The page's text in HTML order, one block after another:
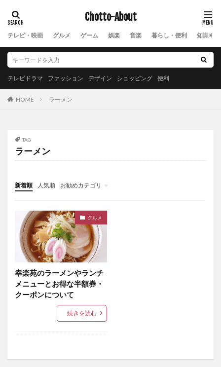
Chotto-About
テレビ・映画 グルメ ゲーム 娯楽 音楽 暮らし・便利 知識・
テレビドラマ ファッション デザイン ショッピング 便利
HOME ラーメン
TAG
ラーメン
新着順 人気順
お勧めカテゴリ
New
グルメ
幸楽苑のラーメンやランチ
メニューとお得な半額券・
クーポンについて
続きを読む